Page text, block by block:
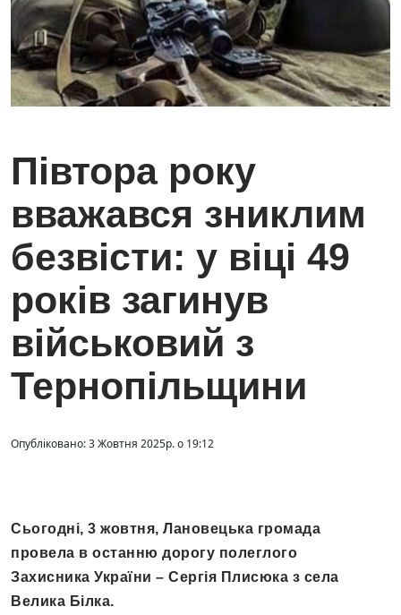
Півтора року
вважався зниклим
безвісти: у віці 49
років загинув
військовий з
Тернопільщини
Опубліковано: 3 Жовтня 2025р. о 19:12
Сьогодні, 3 жовтня, Лановецька громада
провела в останню дорогу полеглого
Захисника України – Сергія Плисюка з села
Велика Білка.